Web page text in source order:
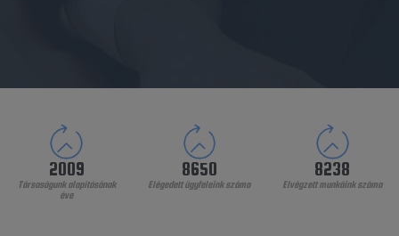
2009
Társaságunk alapításának
éve
8650
Elégedett ügyfeleink száma
8422
Elvégzett munkáink száma